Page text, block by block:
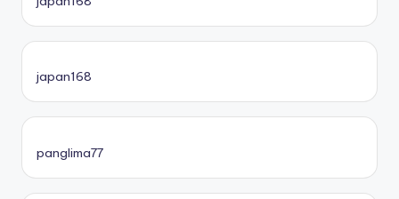
japan168
panglima77